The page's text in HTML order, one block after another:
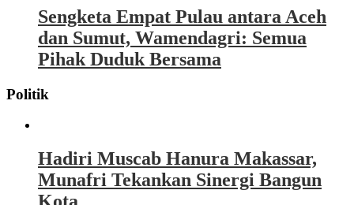
Sengketa Empat Pulau antara Aceh
dan Sumut, Wamendagri: Semua
Pihak Duduk Bersama
Politik
Hadiri Muscab Hanura Makassar,
Munafri Tekankan Sinergi Bangun
Kota